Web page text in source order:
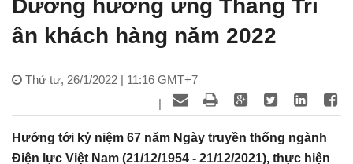
Dương hưởng ứng Tháng Tri
ân khách hàng năm 2022
Thứ tư, 26/1/2022 | 11:16 GMT+7
|
Hướng tới kỷ niệm 67 năm Ngày truyền thống ngành
Điện lực Việt Nam (21/12/1954 - 21/12/2021), thực hiện